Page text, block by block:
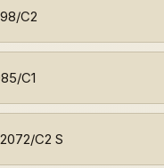
C2
C1
C2 S